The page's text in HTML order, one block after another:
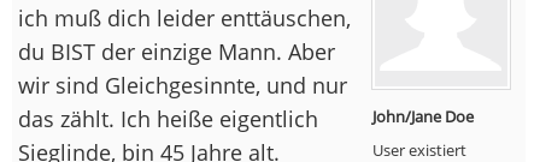
John/Jane Doe
User existiert
ich muß dich leider enttäuschen,
du BIST der einzige Mann. Aber
wir sind Gleichgesinnte, und nur
das zählt. Ich heiße eigentlich
Sieglinde, bin 45 Jahre alt.